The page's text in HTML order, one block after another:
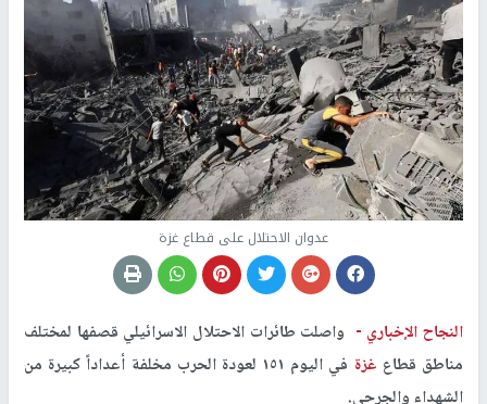
عدوان الاحتلال على قطاع غزة
النجاح الإخباري - واصلت طائرات الاحتلال الاسرائيلي قصفها لمختلف
مناطق قطاع غزة
في اليوم ١٥١ لعودة الحرب مخلفة أعداداً كبيرة من